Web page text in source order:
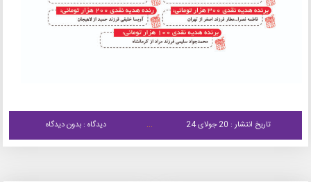
تاریخ انتشار : 20 جولای 24 دیدگاه : بدون دیدگاه